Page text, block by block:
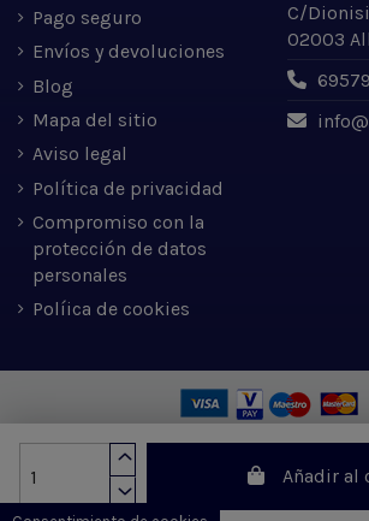
Añadir al
Pago seguro
Envíos y devoluciones
Blog
Mapa del sitio
Aviso legal
Política de privacidad
Compromiso con la
protección de datos
personales
Políica de cookies
C/
02003
Zulu Tactical S.L. © 2022 |